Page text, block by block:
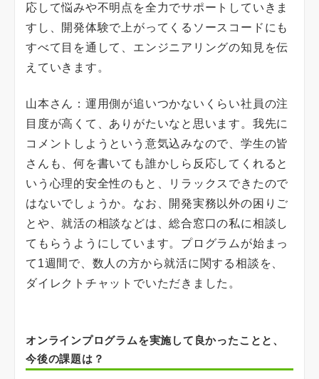
応して悩みや不明点を全力でサポートしていきま
すし、開発体験で上がってくるソースコードにも
すべて目を通して、エンジニアリングの知見を伝
えていきます。
山本さん：運用側が追いつかないくらい社員の注
目度が高くて、ありがたいなと思います。我先に
コメントしようという意気込みなので、学生の皆
さんも、何を書いても誰かしら反応してくれると
いう心理的安全性のもと、リラックスできたので
はないでしょうか。なお、開発実務以外の困りご
とや、就活の相談などは、総合窓口の私に相談し
てもらうようにしています。プログラムが始まっ
て1週間で、数人の方から就活に関する相談を、
ダイレクトチャットでいただきました。
オンラインプログラムを実施して良かったことと、
今後の課題は？